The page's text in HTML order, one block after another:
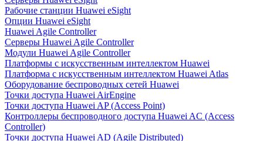
Рабочие станции Huawei eSight
Опции Huawei eSight
Huawei Agile Controller
Серверы Huawei Agile Controller
Модули Huawei Agile Controller
Платформы с искусственным интеллектом Huawei
Платформа с искусственным интеллектом Huawei Atlas
Оборудование беспроводных сетей Huawei
Точки доступа Huawei AirEngine
Точки доступа Huawei AP (Access Point)
Контроллеры беспроводного доступа Huawei AC (Access
Controller)
Точки доступа Huawei AD (Agile Distributed)